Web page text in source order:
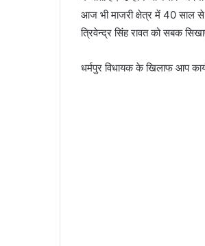
आज भी माजरी क्षेत्र में 40 साल से
त्रिवेन्द्र सिंह रावत को सबक
धर्मपुर विधायक के खिलाफ आप